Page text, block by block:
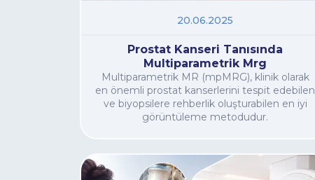
20.06.2025
Prostat Kanseri Tanısında
Multiparametrik Mrg
Multiparametrik MR (mpMRG), klinik olarak
en önemli prostat kanserlerini tespit edebilen
ve biyopsilere rehberlik oluşturabilen en iyi
görüntüleme metodudur.